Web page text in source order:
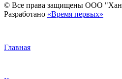
© Все права защищены ООО
Разработано «Время первых»
Главная